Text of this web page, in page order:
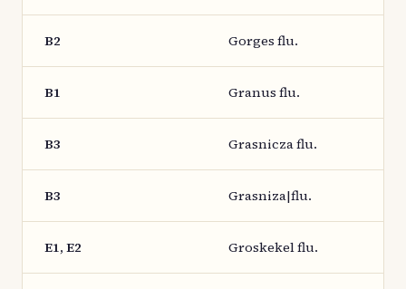
B2 Gorges flu.
B1 Granus flu.
B3 Grasnicza flu.
B3 Grasniza|flu.
E1, E2 Groskekel flu.